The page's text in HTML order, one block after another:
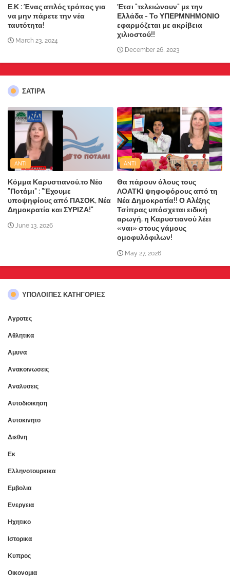
Ε.Κ : Ένας απλός τρόπος για
να μην πάρετε την νέα
ταυτότητα!
March 23, 2024
Έτσι "τελειώνουν" με την
Ελλάδα - Το ΥΠΕΡΜΝΗΜΟΝΙΟ
εφαρμόζεται με ακρίβεια
χιλιοστού!!
December 26, 2023
ΣΑΤΙΡΑ
ANTI
Κόμμα Καρυστιανού,το Νέο
"Ποτάμι" : "Έχουμε
υποψηφίους από ΠΑΣΟΚ, Νέα
Δημοκρατία και ΣΥΡΙΖΑ!"
June 13, 2026
ANTI
Θα πάρουν όλους τους
ΛΟΑΤΚΙ ψηφοφόρους από τη
Νέα Δημοκρατία!! Ο Αλέξης
Τσίπρας υπόσχεται ειδική
αρωγή, η Καρυστιανού λέει
«ναι» στους γάμους
ομοφυλόφιλων!
May 27, 2026
ΥΠΌΛΟΙΠΕΣ ΚΑΤΗΓΟΡΊΕΣ
Αγροτες
Αθλητικα
Αμυνα
Ανακοινωσεις
Αναλυσεις
Αυτοδιοικηση
Αυτοκινητο
Διεθνη
Εκ
Ελληνοτουρκικα
Εμβολια
Ενεργεια
Ηχητικο
Ιστορικα
Κυπρος
Οικονομια